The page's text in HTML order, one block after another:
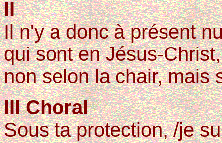
II
Il n'y a donc à présent
qui sont en Jésus-
non selon la chair, mais
III Choral
Sous ta protection, /je